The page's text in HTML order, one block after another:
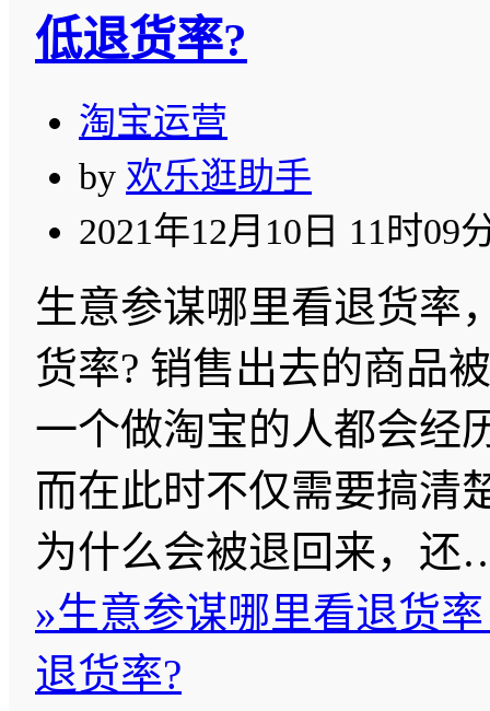
低退货率?
淘宝运营
by 欢乐逛助手
2021年12月10日 11时09
生意参谋哪里看退货率
货率? 销售出去的商品
一个做淘宝的人都会经
而在此时不仅需要搞清
为什么会被退回来，
»生意参谋哪里看退货
退货率?